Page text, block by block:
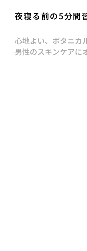
夜寝る前の5分間
心地よい、ボタニカ
男性のスキンケアに